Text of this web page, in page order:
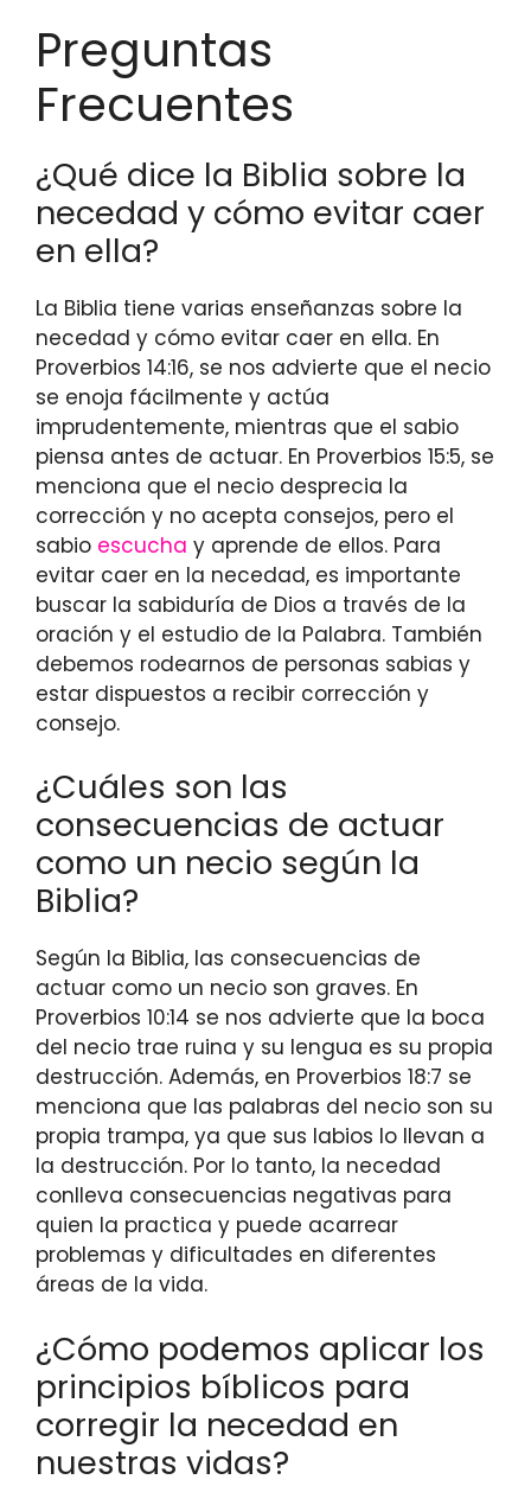
Preguntas
Frecuentes
¿Qué dice la Biblia sobre la
necedad y cómo evitar caer
en ella?
La Biblia tiene varias enseñanzas sobre la
necedad y cómo evitar caer en ella. En
Proverbios 14:16, se nos advierte que el necio
se enoja fácilmente y actúa
imprudentemente, mientras que el sabio
piensa antes de actuar. En Proverbios 15:5, se
menciona que el necio desprecia la
corrección y no acepta consejos, pero el
sabio escucha y aprende de ellos. Para
evitar caer en la necedad, es importante
buscar la sabiduría de Dios a través de la
oración y el estudio de la Palabra. También
debemos rodearnos de personas sabias y
estar dispuestos a recibir corrección y
consejo.
¿Cuáles son las
consecuencias de actuar
como un necio según la
Biblia?
Según la Biblia, las consecuencias de
actuar como un necio son graves. En
Proverbios 10:14 se nos advierte que la boca
del necio trae ruina y su lengua es su propia
destrucción. Además, en Proverbios 18:7 se
menciona que las palabras del necio son su
propia trampa, ya que sus labios lo llevan a
la destrucción. Por lo tanto, la necedad
conlleva consecuencias negativas para
quien la practica y puede acarrear
problemas y dificultades en diferentes
áreas de la vida.
¿Cómo podemos aplicar los
principios bíblicos para
corregir la necedad en
nuestras vidas?